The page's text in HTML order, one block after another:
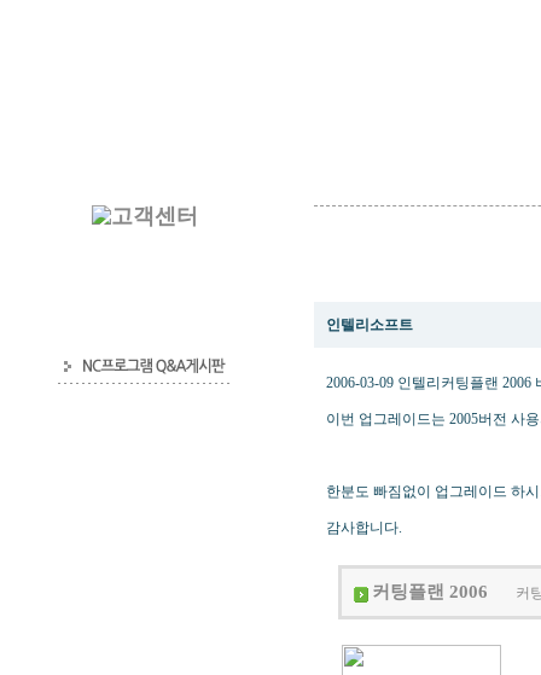
인텔리소프트
2006-03-09 인텔리커팅플랜
이번 업그레이드는 2005버전 사
한분도 빠짐없이 업그레이드 하
감사합니다.
커팅플랜 2006 커